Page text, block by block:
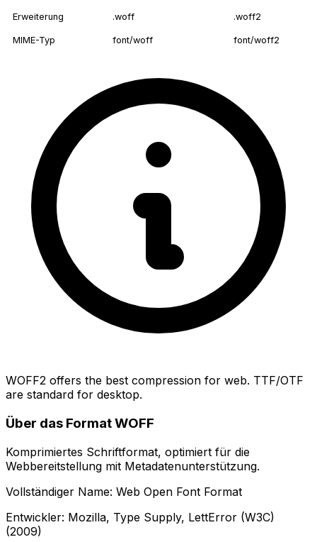
Erweiterung .woff .woff2
MIME-Typ font/woff font/woff2
WOFF2 offers the best compression for web. TTF/OTF
are standard for desktop.
Über das Format WOFF
Komprimiertes Schriftformat, optimiert für die
Webbereitstellung mit Metadatenunterstützung.
Vollständiger Name: Web Open Font Format
Entwickler: Mozilla, Type Supply, LettError (W3C)
(2009)